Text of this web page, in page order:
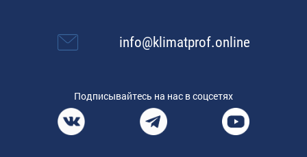
info@klimatprof.online
Подписывайтесь на нас в соцсетях